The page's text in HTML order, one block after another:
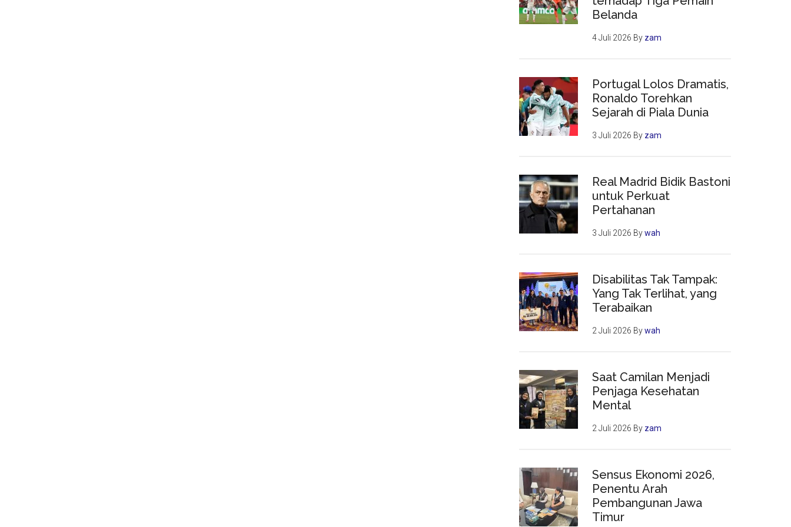
Belanda
4 Juli 2026 By zam
Portugal Lolos Dramatis,
Ronaldo Torehkan
Sejarah di Piala Dunia
3 Juli 2026 By zam
Real Madrid Bidik Bastoni
untuk Perkuat
Pertahanan
3 Juli 2026 Bywah
Disabilitas Tak Tampak:
Yang Tak Terlihat, yang
Terabaikan
2 Juli 2026 Bywah
Saat Camilan Menjadi
Penjaga Kesehatan
Mental
2 Juli 2026 By zam
Sensus Ekonomi 2026,
Penentu Arah
Pembangunan Jawa
Timur